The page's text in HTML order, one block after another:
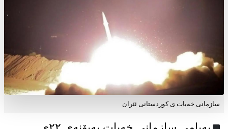
سازمانی خەبات ی کوردستانی ئێران